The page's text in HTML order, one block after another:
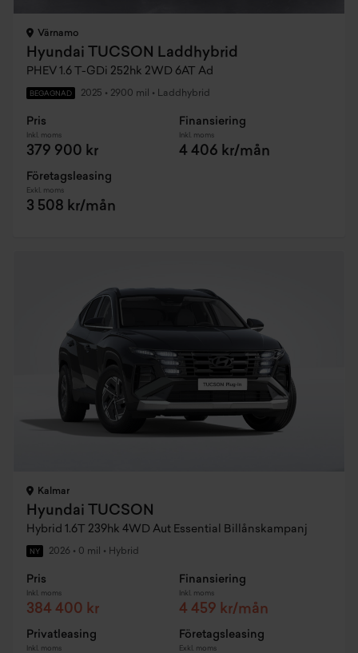
Värnamo
Hyundai TUCSON Laddhybrid
PHEV 1.6 T-GDi 252hk 2WD 6AT Ad
BEGAGNAD 2025 • 2900 mil • Laddhybrid
Pris
Inkl. moms
379 900 kr
Finansiering
Inkl. moms
4 406 kr/mån
Företagsleasing
Exkl. moms
3 508 kr/mån
Kalmar
Hyundai TUCSON
Hybrid 1.6T 239hk 4WD Aut Essential Billånskampanj
NY 2026 • 0 mil • Hybrid
Pris
Inkl. moms
384 400 kr
Finansiering
Inkl. moms
4 459 kr/mån
Privatleasing
Inkl. moms
Företagsleasing
Exkl. moms